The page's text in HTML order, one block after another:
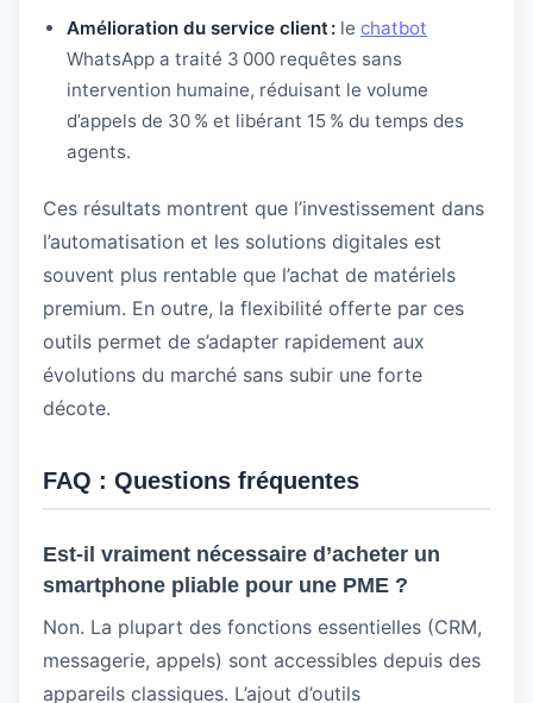
Amélioration du service client : le chatbot
WhatsApp a traité 3 000 requêtes sans
intervention humaine, réduisant le volume
d’appels de 30 % et libérant 15 % du temps des
agents.
Ces résultats montrent que l’investissement dans
l’automatisation et les solutions digitales est
souvent plus rentable que l’achat de matériels
premium. En outre, la flexibilité offerte par ces
outils permet de s’adapter rapidement aux
évolutions du marché sans subir une forte
décote.
FAQ : Questions fréquentes
Est‑il vraiment nécessaire d’acheter un
smartphone pliable pour une PME ?
Non. La plupart des fonctions essentielles (CRM,
messagerie, appels) sont accessibles depuis des
appareils classiques. L’ajout d’outils